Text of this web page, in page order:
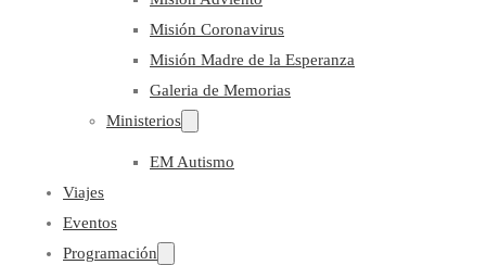
Misión Coronavirus
Misión Madre de la Esperanza
Galeria de Memorias
Ministerios
EM Autismo
Viajes
Eventos
Programación